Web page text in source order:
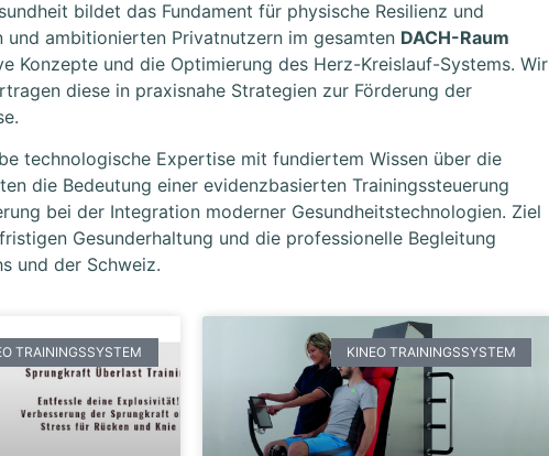
bildet das Fundament für physische Resilienz und
ambitionierten Privatnutzern im gesamten DACH-Raum
Konzepte und die Optimierung des Herz-Kreislauf-Systems. Wir
diese in praxisnahe Strategien zur Förderung der
technologische Expertise mit fundiertem Wissen über die
die Bedeutung einer evidenzbasierten Trainingssteuerung
bei der Integration moderner Gesundheitstechnologien. Ziel
Gesunderhaltung und die professionelle Begleitung
und der Schweiz.
TRAININGSSYSTEM KINEO TRAININGSSYSTEM